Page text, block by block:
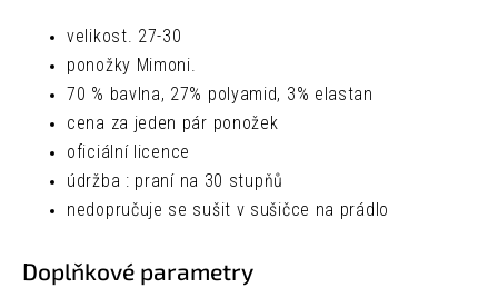
velikost. 27-30
ponožky Mimoni.
70 % bavlna, 27% polyamid, 3% elastan
cena za jeden pár ponožek
oficiální licence
údržba : praní na 30 stupňů
nedopručuje se sušit v sušičce na prádlo
Doplňkové parametry